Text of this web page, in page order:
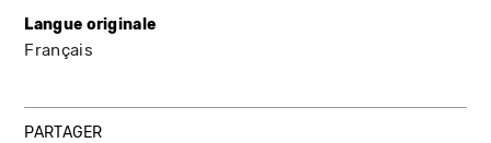
Langue originale
Français
PARTAGER